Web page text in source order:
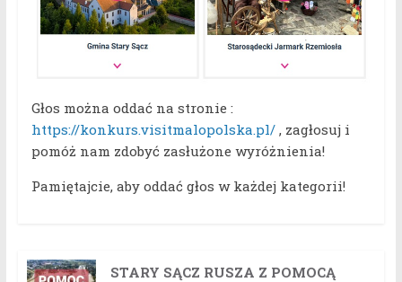
Głos można oddać na stronie :
https://konkurs.visitmalopolska.pl/, zagłosuj i
pomóż nam zdobyć zasłużone wyróżnienia!
Pamiętajcie, aby oddać głos w każdej kategorii!
STARY SĄCZ RUSZA Z POMOCĄ